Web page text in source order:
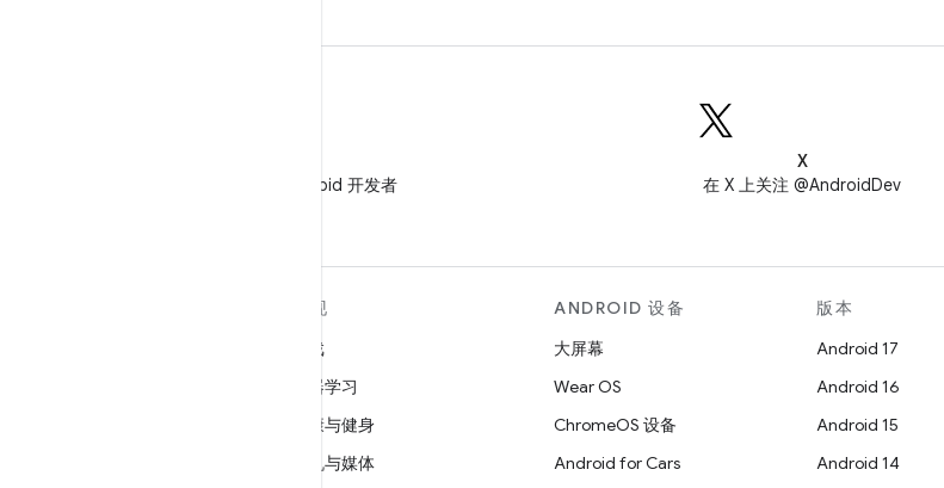
在微信中关注 Android 开发者
X
在 X 上关注 @AndroidDev
发现
游戏
机器学习
健康与健身
相机与媒体
ANDROID 设备
大屏幕
Wear OS
ChromeOS 设备
Android for Cars
版本
Android 17
Android 16
Android 15
Android 14